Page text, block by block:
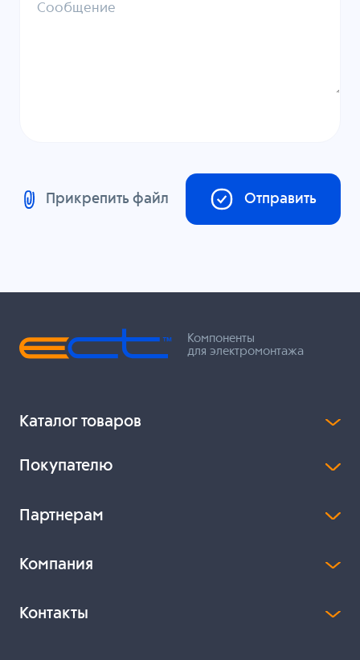
Сообщение
Прикрепить файл Отправить
Компоненты
для электромонтажа
Каталог товаров
Покупателю
Партнерам
Компания
Контакты